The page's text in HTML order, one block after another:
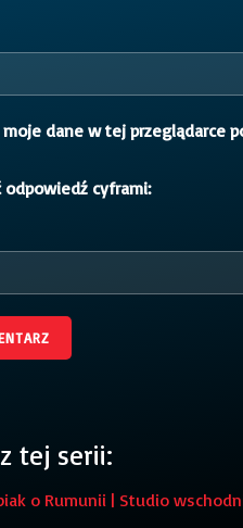
dane w tej przeglądarce
odpowiedź cyframi:
tej serii:
o Rumunii | Studio